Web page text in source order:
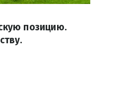
позицию.